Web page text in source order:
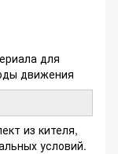
для
движения
из кителя,
условий.